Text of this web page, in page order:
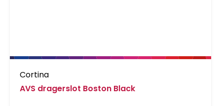
Cortina
AVS dragerslot Boston Black